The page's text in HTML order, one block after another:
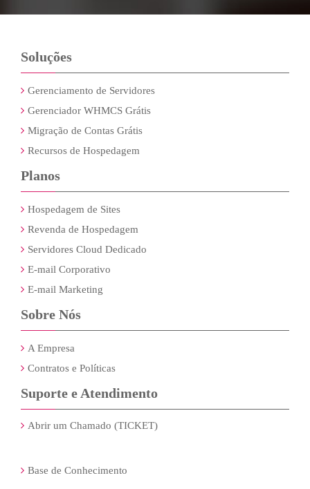
Soluções
Gerenciamento de Servidores
Gerenciador WHMCS Grátis
Migração de Contas Grátis
Recursos de Hospedagem
Planos
Hospedagem de Sites
Revenda de Hospedagem
Servidores Cloud Dedicado
E-mail Corporativo
E-mail Marketing
Sobre Nós
A Empresa
Contratos e Políticas
Suporte e Atendimento
Abrir um Chamado (TICKET)
Base de Conhecimento